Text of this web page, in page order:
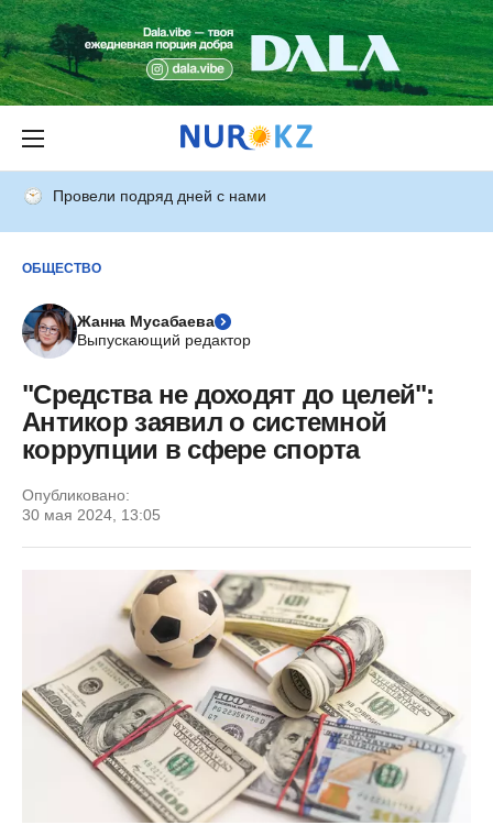
Провели подряд дней с нами
ОБЩЕСТВО
Жанна Мусабаева
Выпускающий редактор
"Средства не доходят до целей":
Антикор заявил о системной
коррупции в сфере спорта
Опубликовано:
30 мая 2024, 13:05